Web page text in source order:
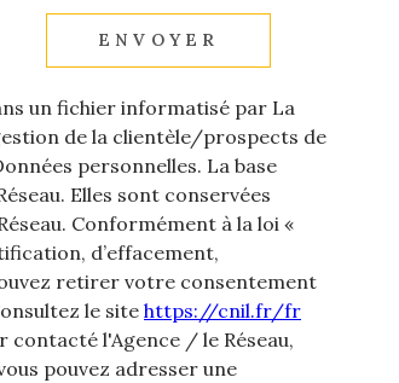
ENVOYER
un fichier informatisé par La
de la clientèle/prospects de
personnelles. La base
Elles sont conservées
Conformément à la loi «
d’effacement,
retirer votre consentement
le site https://cnil.fr/fr
contacté l'Agence / le Réseau,
pouvez adresser une